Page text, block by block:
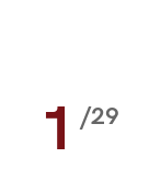
1 /29